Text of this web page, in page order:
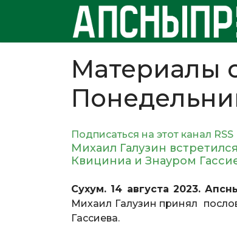
Материалы
Подписаться на этот канал RSS
Михаил Галузин
Квициниа и Знауром
Сухум. 14 августа 2023.
Михаил Галузин принял
Гассиева.